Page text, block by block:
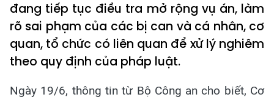
đang tiếp tục điều tra mở rộng vụ án, làm
rõ sai phạm của các bị can và cá nhân, cơ
quan, tổ chức có liên quan để xử lý nghiêm
theo quy định của pháp luật.
Ngày 19/6, thông tin từ Bộ Công an cho biết, Cơ